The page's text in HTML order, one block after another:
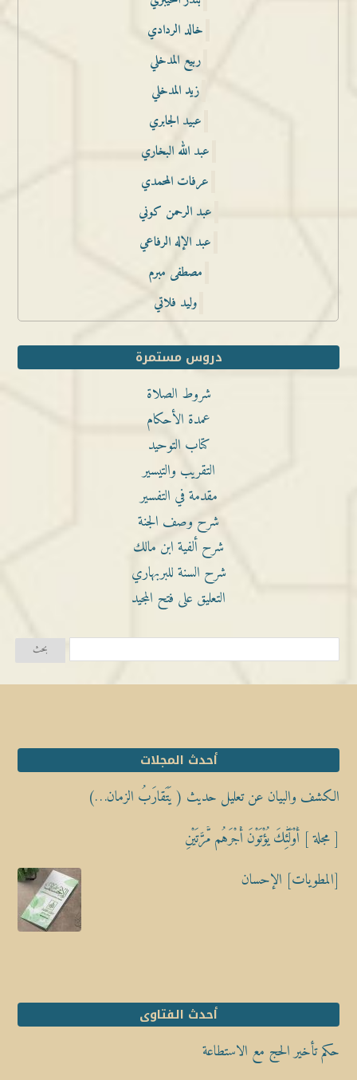
خالد الردادي
ربيع المدخلي
زيد المدخلي
عبيد الجابري
عبد الله البخاري
عرفات المحمدي
عبد الرحمن كوني
عبد الإله الرفاعي
مصطفى مبرم
وليد فلاتي
دروس مستمرة
شروط الصلاة
عمدة الأحكام
كتاب التوحيد
التقريب والتيسير
مقدمة في التفسير
شرح وصف الجنة
شرح ألفية ابن مالك
شرح السنة للبربهاري
التعليق على فتح المجيد
أحدث المجلات
الكشف والبيان عن تعليل حديث ( يَتَقارَبُ الزمان…)
[ مجلة ] أُوْلَٰٓئِكَ يُؤْتَوْنَ أَجْرَهُم مَّرَّتَيْنِ
[المطويات] الإحسان
أحدث الفتاوى
حكم تأخير الحج مع الاستطاعة